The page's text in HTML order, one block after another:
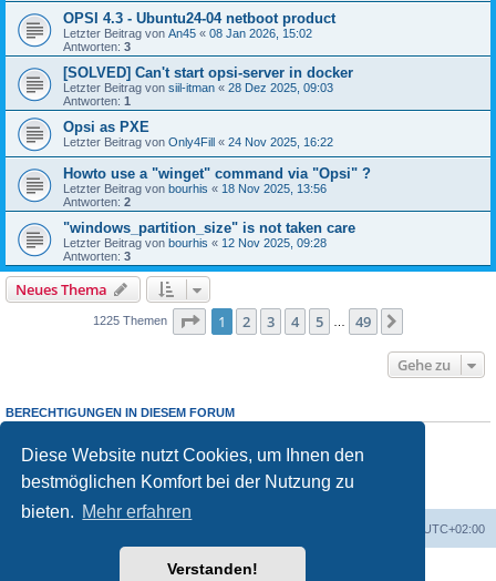
Diese Website nutzt Cookies, um Ihnen den
bestmöglichen Komfort bei der Nutzung zu
bieten. Mehr erfahren
Verstanden!
OPSI 4.3 - Ubuntu24-04 netboot product
Letzter Beitrag von An45 « 08 Jan 2026, 15:02
Antworten: 3
[SOLVED] Can't start opsi-server in docker
Letzter Beitrag von siil-itman « 28 Dez 2025, 09:03
Antworten: 1
Opsi as PXE
Letzter Beitrag von Only4Fill « 24 Nov 2025, 16:22
Howto use a "winget" command via "Opsi" ?
Letzter Beitrag von bourhis « 18 Nov 2025, 13:56
Antworten: 2
"windows_partition_size" is not taken care
Letzter Beitrag von bourhis « 12 Nov 2025, 09:28
Antworten: 3
Neues Thema
1225 Themen Seite 1von 49
1 2 3 4 5 49
Gehe zu
BERECHTIGUNGEN IN DIESEM FORUM
Sie dürfenkeineAntworten zu Themen in diesem Forum erstellen.
Sie dürfen Ihre Beiträge in diesem Forumnicht ändern.
Sie dürfen Ihre Beiträge in diesem Forumnichtlöschen.
keine
UTC+02:00
Powered byphpBB® Forum Software © phpBB Limited